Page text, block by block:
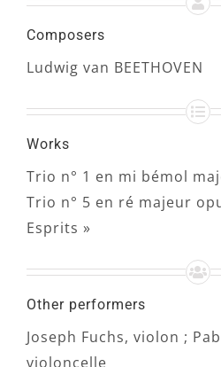
Composers
Ludwig van BEETHOVEN
Works
Trio n° 1 en mi bémol
Trio n° 5 en ré majeur
Esprits »
Other performers
Joseph Fuchs, violon ;
violoncelle